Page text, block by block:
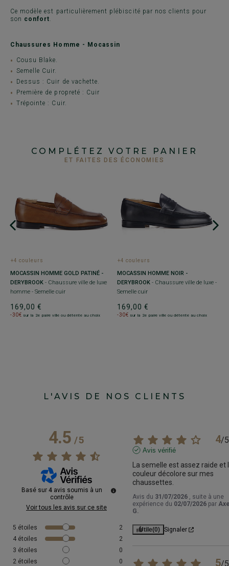
Ce modèle est particulièrement plébiscité par nos clients pour
son confort
Chaussures Homme - Mocassin
Cousu Blake.
Semelle Cuir.
Dessus : Cuir de vachette.
Première de propreté : Cuir
Trépointe : Cuir.
COMPLÉTEZ VOTRE PANIER
ET FAITES DES ÉCONOMIES
+4 couleurs
MOCASSIN HOMME GOLD PATINÉ -
DERYBROOK - Chaussure ville de luxe
homme - Semelle cuir
169,00 €
-30€ sur la 2e paire ville ou détente au choix
+4 couleurs
MOCASSIN HOMME NOIR -
DERYBROOK - Chaussure ville de luxe -
Semelle cuir
169,00 €
-30€ sur la 2e paire ville ou détente au choix
L'AVIS DE NOS CLIENTS
4.5/5
Basé sur 4 avis soumis à un
contrôle
Voir tous les avis sur ce site
5 étoiles
2
4 étoiles
2
3 étoiles
0
2 étoiles 0
4/5
Avis vérifié
La semelle est assez raide et
couleur décolore sur mes
chaussettes.
Avis du 31/07/2026 , suite à une
expérience du 02/07/2026 par
G.
Utile(0) Signaler
5/5